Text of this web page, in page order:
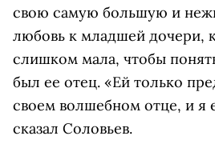
свою самую большую и
любовь к младшей дочери,
слишком мала, чтобы
был ее отец. «Ей только
своем волшебном отце, и я
сказал Соловьев.